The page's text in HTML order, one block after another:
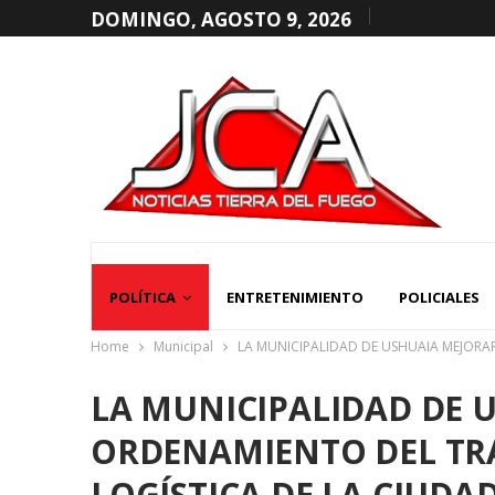
DOMINGO, AGOSTO 9, 2026
POLÍTICA ENTRETENIMIENTO POLICIALES
Home Municipal LA MUNICIPALIDAD DE USHUAIA
LA MUNICIPALIDAD DE
ORDENAMIENTO DEL